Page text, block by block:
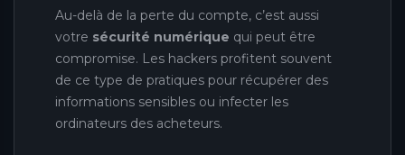
Au-delà de la perte du compte, c’est aussi
votre sécurité numérique qui peut être
compromise. Les hackers profitent souvent
de ce type de pratiques pour récupérer des
informations sensibles ou infecter les
ordinateurs des acheteurs.